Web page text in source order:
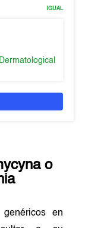
IGUAL
o
en